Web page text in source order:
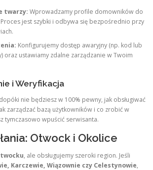
twarzy: Wprowadzamy profile domowników do
Proces jest szybki i odbywa się bezpośrednio przy
Konfigurujemy dostęp awaryjny (np. kod lub
oraz ustawiamy zdalne zarządzanie w Twoim
i Weryfikacja
nie będziesz w 100% pewny, jak obsługiwać
zarządzać bazą użytkowników i co zrobić w
tymczasowo wpuścić serwisanta.
Otwock i Okolice
, ale obsługujemy szeroki region. Jeśli
Karczewie, Wiązownie czy Celestynowie,